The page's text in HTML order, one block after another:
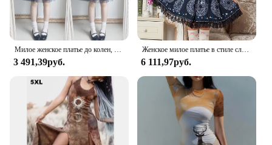
Summer Moon dress is a standout choice.
Милое женское платье до колен, милое женское платье с вышивкой звезд и луны, летняя женская мода, цельный костюм, Милая Фея Кей для девочек
3 491,39руб.
Женское милое платье в стиле сладкой Лолиты, из мягкой ткани, кардхолдер, Сакура, цельное платье, женское официальное платье принцессы с принтом луны и звезд
6 111,97руб.